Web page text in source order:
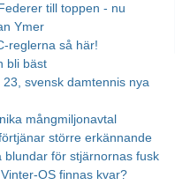
till toppen - nu
Ymer
reglerna så här!
bli bäst
23, svensk damtennis nya
mångmiljonavtal
större erkännande
blundar för stjärnornas fusk
OS finnas kvar?